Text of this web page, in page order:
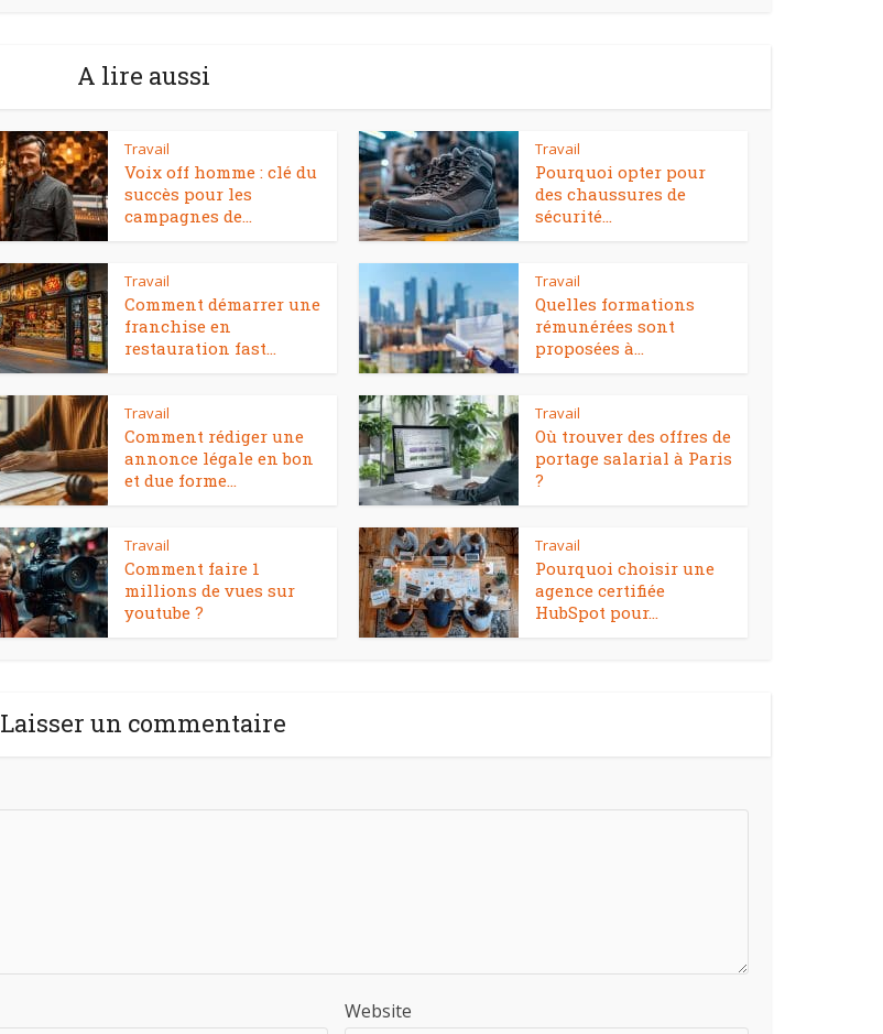
A lire aussi
Travail
Voix off homme : clé du
succès pour les
campagnes de...
Travail
Pourquoi opter pour
des chaussures de
sécurité...
Travail
Comment démarrer une
franchise en
restauration fast...
Travail
Quelles formations
rémunérées sont
proposées à...
Travail
Comment rédiger une
annonce légale en bon
et due forme...
Travail
Où trouver des offres de
portage salarial à Paris
?
Travail
Comment faire 1
millions de vues sur
youtube ?
Travail
Pourquoi choisir une
agence certifiée
HubSpot pour...
Laisser un commentaire
Website